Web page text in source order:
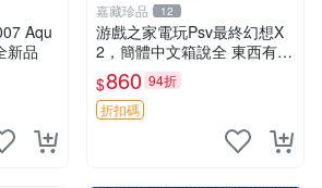
Aqu
新品
嘉藏珍品 12
游戲之家電玩Psv最終幻想X
2，簡體中文箱說全 東西有現
貨 可以發手物品 無質量問題
售不退不換
$860 94折
折扣碼